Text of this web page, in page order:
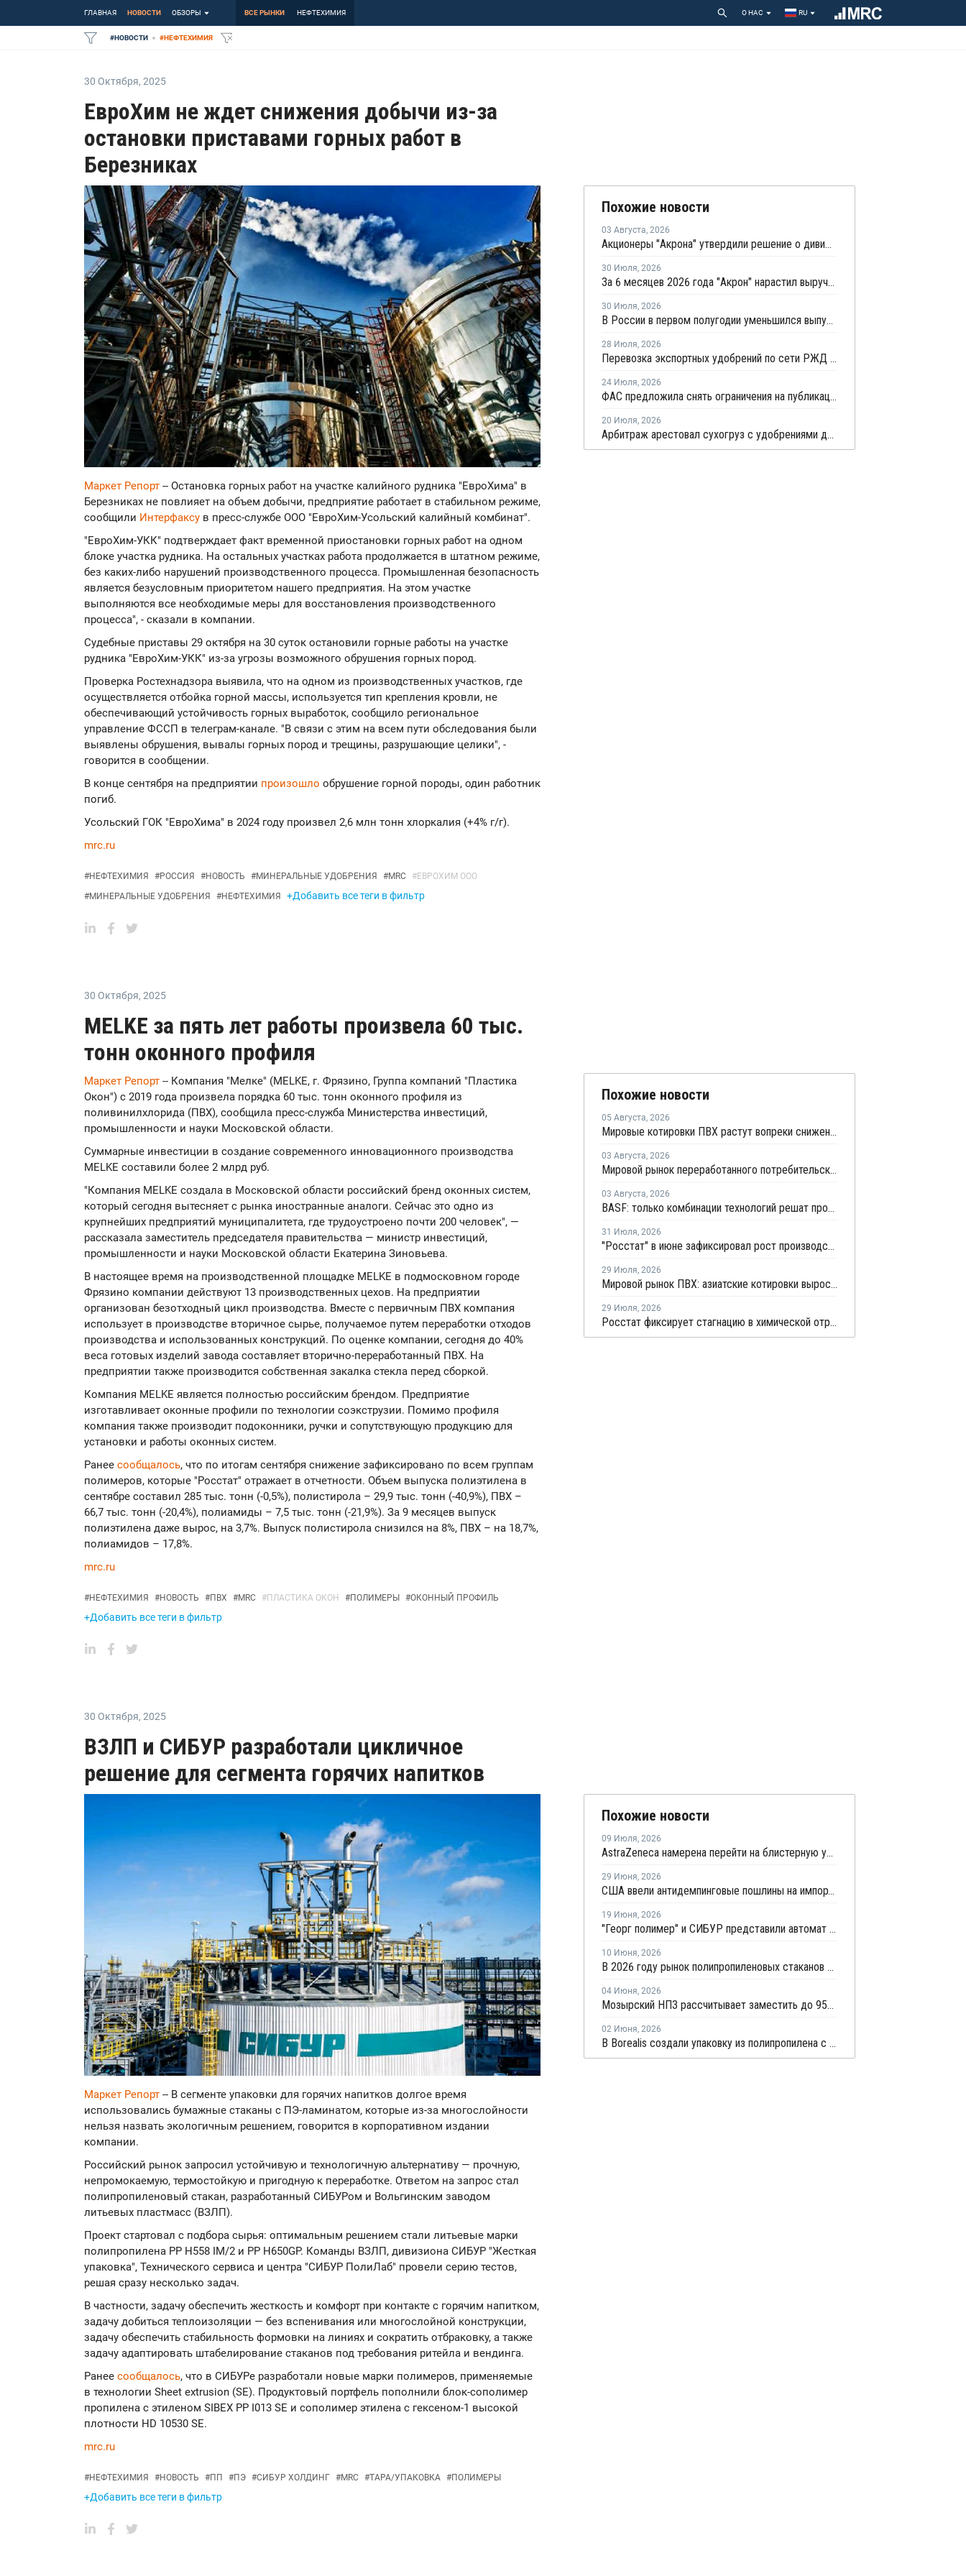
ГЛАВНАЯ НОВОСТИ ОБЗОРЫ ВСЕ РЫНКИ НЕФТЕХИМИЯ О НАС RU
#НОВОСТИ #НЕФТЕХИМИЯ
30 Октября, 2025
ЕвроХим не ждет снижения добычи из-за
остановки приставами горных работ в
Березниках
Маркет Репорт -- Остановка горных работ на участке калийного рудника "ЕвроХима" в
Березниках не повлияет на объем добычи, предприятие работает в стабильном режиме,
сообщили Интерфаксу в пресс-службе ООО "ЕвроХим-Усольский калийный комбинат".
"ЕвроХим-УКК" подтверждает факт временной приостановки горных работ на одном
блоке участка рудника. На остальных участках работа продолжается в штатном режиме,
без каких-либо нарушений производственного процесса. Промышленная безопасность
является безусловным приоритетом нашего предприятия. На этом участке
выполняются все необходимые меры для восстановления производственного
процесса", - сказали в компании.
Судебные приставы 29 октября на 30 суток остановили горные работы на участке
рудника "ЕвроХим-УКК" из-за угрозы возможного обрушения горных пород.
Проверка Ростехнадзора выявила, что на одном из производственных участков, где
осуществляется отбойка горной массы, используется тип крепления кровли, не
обеспечивающий устойчивость горных выработок, сообщило региональное
управление ФССП в телеграм-канале. "В связи с этим на всем пути обследования были
выявлены обрушения, вывалы горных пород и трещины, разрушающие целики", -
говорится в сообщении.
В конце сентября на предприятии произошло обрушение горной породы, один работник
погиб.
Усольский ГОК "ЕвроХима" в 2024 году произвел 2,6 млн тонн хлоркалия (+4% г/г).
mrc.ru
#НЕФТЕХИМИЯ #РОССИЯ #НОВОСТЬ #МИНЕРАЛЬНЫЕ УДОБРЕНИЯ #MRC #ЕВРОХИМ ООО
#МИНЕРАЛЬНЫЕ УДОБРЕНИЯ #НЕФТЕХИМИЯ +Добавить все теги в фильтр
Похожие новости
03 Августа, 2026
Акционеры "Акрона" утвердили решение о дивидендах в 235 рублей на акцию
30 Июля, 2026
За 6 месяцев 2026 года "Акрон" нарастил выручку по РСБУ на 1,3%
30 Июля, 2026
В России в первом полугодии уменьшился выпуск азотных и фосфорных удобрений
28 Июля, 2026
Перевозка экспортных удобрений по сети РЖД в июне выросла на 11,2%
24 Июля, 2026
ФАС предложила снять ограничения на публикацию внебиржевых индексов на удобрения
20 Июля, 2026
Арбитраж арестовал сухогруз с удобрениями для китайской компании
30 Октября, 2025
MELKE за пять лет работы произвела 60 тыс.
тонн оконного профиля
Маркет Репорт -- Компания "Мелке" (MELKE, г. Фрязино, Группа компаний "Пластика
Окон") с 2019 года произвела порядка 60 тыс. тонн оконного профиля из
поливинилхлорида (ПВХ), сообщила пресс-служба Министерства инвестиций,
промышленности и науки Московской области.
Суммарные инвестиции в создание современного инновационного производства
MELKE составили более 2 млрд руб.
"Компания MELKE создала в Московской области российский бренд оконных систем,
который сегодня вытесняет с рынка иностранные аналоги. Сейчас это одно из
крупнейших предприятий муниципалитета, где трудоустроено почти 200 человек", —
рассказала заместитель председателя правительства — министр инвестиций,
промышленности и науки Московской области Екатерина Зиновьева.
В настоящее время на производственной площадке MELKE в подмосковном городе
Фрязино компании действуют 13 производственных цехов. На предприятии
организован безотходный цикл производства. Вместе с первичным ПВХ компания
использует в производстве вторичное сырье, получаемое путем переработки отходов
производства и использованных конструкций. По оценке компании, сегодня до 40%
веса готовых изделий завода составляет вторично-переработанный ПВХ. На
предприятии также производится собственная закалка стекла перед сборкой.
Компания MELKE является полностью российским брендом. Предприятие
изготавливает оконные профили по технологии соэкструзии. Помимо профиля
компания также производит подоконники, ручки и сопутствующую продукцию для
установки и работы оконных систем.
Ранее сообщалось, что по итогам сентября снижение зафиксировано по всем группам
полимеров, которые "Росстат" отражает в отчетности. Объем выпуска полиэтилена в
сентябре составил 285 тыс. тонн (-0,5%), полистирола – 29,9 тыс. тонн (-40,9%), ПВХ –
66,7 тыс. тонн (-20,4%), полиамиды – 7,5 тыс. тонн (-21,9%). За 9 месяцев выпуск
полиэтилена даже вырос, на 3,7%. Выпуск полистирола снизился на 8%, ПВХ – на 18,7%,
полиамидов – 17,8%.
mrc.ru
#НЕФТЕХИМИЯ #НОВОСТЬ #ПВХ #MRC #ПЛАСТИКА ОКОН #ПОЛИМЕРЫ #ОКОННЫЙ ПРОФИЛЬ
+Добавить все теги в фильтр
Похожие новости
05 Августа, 2026
Мировые котировки ПВХ растут вопреки снижению цен в Китае
03 Августа, 2026
Мировой рынок переработанного потребительского пластика к 2033 году вырастет в два раза
03 Августа, 2026
BASF: только комбинации технологий решат проблему переработки инженерных пластиков
31 Июля, 2026
"Росстат" в июне зафиксировал рост производства в основных группах пластмасс
29 Июля, 2026
Мировой рынок ПВХ: азиатские котировки выросли на фоне смешанных тенденций в Китае
29 Июля, 2026
Росстат фиксирует стагнацию в химической отрасли
30 Октября, 2025
ВЗЛП и СИБУР разработали цикличное
решение для сегмента горячих напитков
Маркет Репорт -- В сегменте упаковки для горячих напитков долгое время
использовались бумажные стаканы с ПЭ-ламинатом, которые из-за многослойности
нельзя назвать экологичным решением, говорится в корпоративном издании
компании.
Российский рынок запросил устойчивую и технологичную альтернативу — прочную,
непромокаемую, термостойкую и пригодную к переработке. Ответом на запрос стал
полипропиленовый стакан, разработанный СИБУРом и Вольгинским заводом
литьевых пластмасс (ВЗЛП).
Проект стартовал с подбора сырья: оптимальным решением стали литьевые марки
полипропилена PP H558 IM/2 и PP H650GP. Команды ВЗЛП, дивизиона СИБУР "Жесткая
упаковка", Технического сервиса и центра "СИБУР ПолиЛаб" провели серию тестов,
решая сразу несколько задач.
В частности, задачу обеспечить жесткость и комфорт при контакте с горячим напитком,
задачу добиться теплоизоляции — без вспенивания или многослойной конструкции,
задачу обеспечить стабильность формовки на линиях и сократить отбраковку, а также
задачу адаптировать штабелирование стаканов под требования ритейла и вендинга.
Ранее сообщалось, что в СИБУРе разработали новые марки полимеров, применяемые
в технологии Sheet extrusion (SE). Продуктовый портфель пополнили блок-сополимер
пропилена с этиленом SIBEX PP I013 SE и сополимер этилена с гексеном-1 высокой
плотности HD 10530 SE.
mrc.ru
#НЕФТЕХИМИЯ #НОВОСТЬ #ПП #ПЭ #СИБУР ХОЛДИНГ #MRC #ТАРА/УПАКОВКА #ПОЛИМЕРЫ
+Добавить все теги в фильтр
Похожие новости
09 Июля, 2026
AstraZeneca намерена перейти на блистерную упаковку из полипропилена
29 Июня, 2026
США ввели антидемпинговые пошлины на импорт гофроящиков из полипропилена
19 Июня, 2026
"Георг полимер" и СИБУР представили автомат по сбору ПП-тары для переработки
10 Июня, 2026
В 2026 году рынок полипропиленовых стаканов в России вырастет на 20–22%
04 Июня, 2026
Мозырский НПЗ рассчитывает заместить до 95% импорта полипропилена в Беларуси
02 Июня, 2026
В Borealis создали упаковку из полипропилена с 30% биоосновы